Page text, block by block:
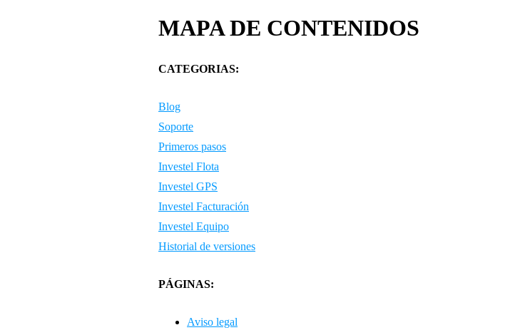
MAPA DE CONTENIDOS
CATEGORIAS:
Blog
Soporte
Primeros pasos
Investel Flota
Investel GPS
Investel Facturación
Investel Equipo
Historial de versiones
PÁGINAS:
Aviso legal